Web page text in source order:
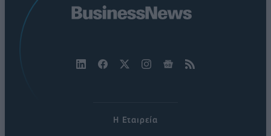
Η Εταιρεία